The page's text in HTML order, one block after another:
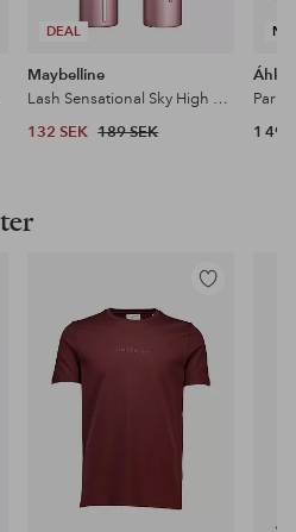
DEAL
Maybelline
Lash Sensational Sky High Mascara
132 SEK 189 SEK 1 499
Lägg
favoriter